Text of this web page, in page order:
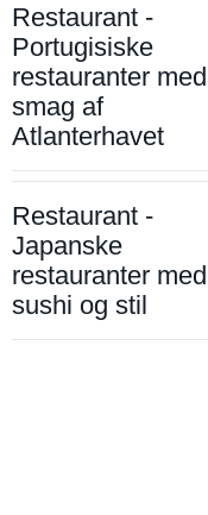
Restaurant -
Portugisiske
restauranter med
smag af
Atlanterhavet
Restaurant -
Japanske
restauranter med
sushi og stil